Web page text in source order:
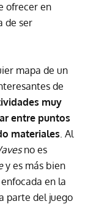
ofrecer en
de ser
mapa de un
de
muy
entre puntos
materiales . Al
no es
y es más bien
en la
parte del juego